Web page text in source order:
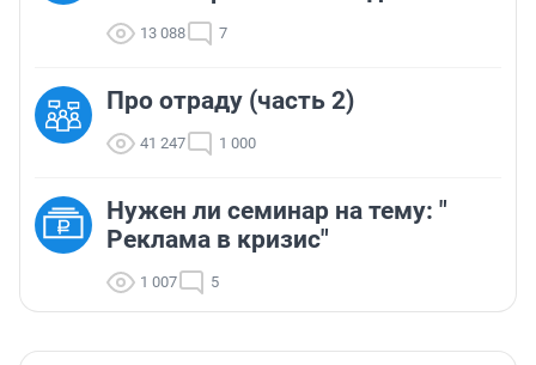
13 088 7
Про отраду (часть 2)
41 247 1 000
Нужен ли семинар на тему: "
Реклама в кризис"
1 007 5